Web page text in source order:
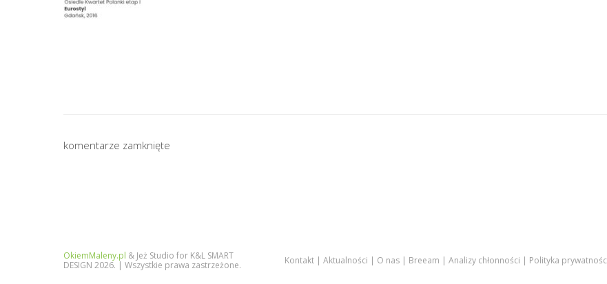
komentarze zamknięte
OkiemMaleny.pl & Jeż Studio for K&L SMART
DESIGN 2026. | Wszystkie prawa zastrzeżone.
Kontakt Aktualności O nas Breeam Analizy chłonności Polityka